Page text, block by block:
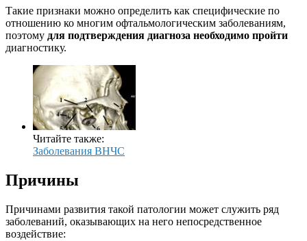
Такие признаки можно определить как специфические по
отношению ко многим офтальмологическим заболеваниям,
поэтому для подтверждения диагноза необходимо пройти
диагностику.
Читайте также:
Заболевания ВНЧС
Причины
Причинами развития такой патологии может служить ряд
заболеваний, оказывающих на него непосредственное
воздействие: